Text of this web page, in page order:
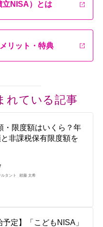
NISA）とは
リット・特典
れている記事
・限度額はいくら？年
非課税保有限度額を
タント 頼藤 太希
予定】「こどもNISA」